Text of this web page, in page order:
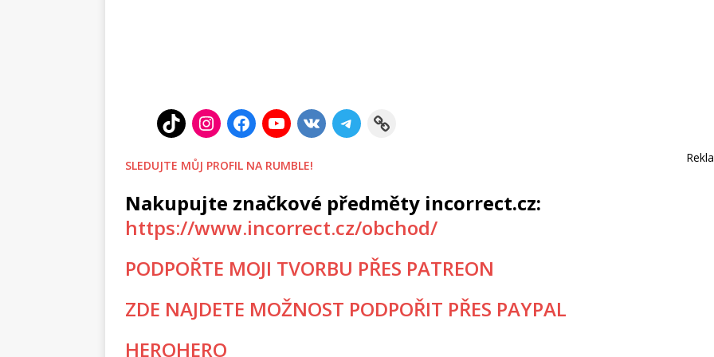
SLEDUJTE MŮJ PROFIL NA RUMBLE!
Nakupujte značkové předměty incorrect.cz:
https://www.incorrect.cz/obchod/
PODPOŘTE MOJI TVORBU PŘES PATREON
ZDE NAJDETE MOŽNOST PODPOŘIT PŘES PAYPAL
HEROHERO